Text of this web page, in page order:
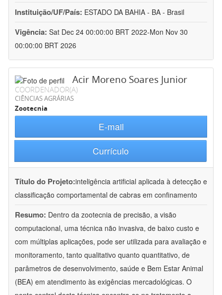
Instituição/UF/País: ESTADO DA BAHIA - BA - Brasil
Vigência: Sat Dec 24 00:00:00 BRT 2022-Mon Nov 30
00:00:00 BRT 2026
Acir Moreno Soares Junior
COORDENADOR(A)
CIÊNCIAS AGRÁRIAS
Zootecnia
E-mail
Currículo
Título do Projeto:inteligência artificial aplicada à detecção e
classificação comportamental de cabras em confinamento
Resumo: Dentro da zootecnia de precisão, a visão
computacional, uma técnica não invasiva, de baixo custo e
com múltiplas aplicações, pode ser utilizada para avaliação e
monitoramento, tanto qualitativo quanto quantitativo, de
parâmetros de desenvolvimento, saúde e Bem Estar Animal
(BEA) em atendimento às exigências mercadológicas. O